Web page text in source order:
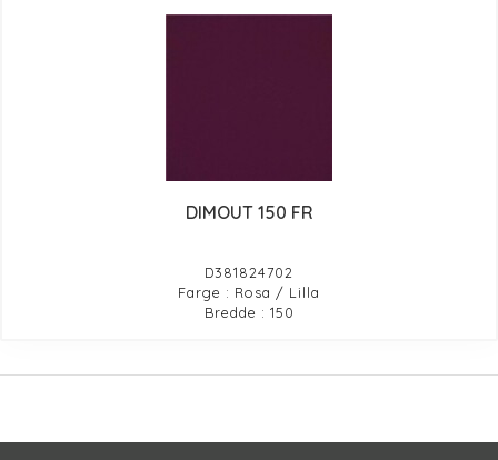
DIMOUT 150 FR
D381824702
Farge : Rosa / Lilla
Bredde : 150